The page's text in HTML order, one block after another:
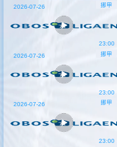
挪甲
23:00
2026-07-26
挪甲
23:00
2026-07-26
挪甲
23:00
2026-07-26